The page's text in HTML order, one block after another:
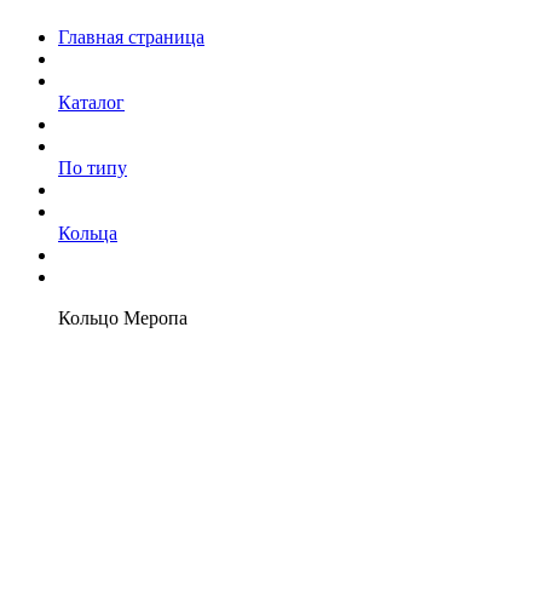
Главная страница
Каталог
По типу
Кольца
Кольцо Меропа